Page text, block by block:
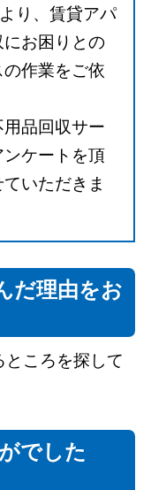
り、賃貸アパ
お困りとの
作業をご依
品回収サー
ケートを頂
いただきま
だ理由をお
ころを探して
でした